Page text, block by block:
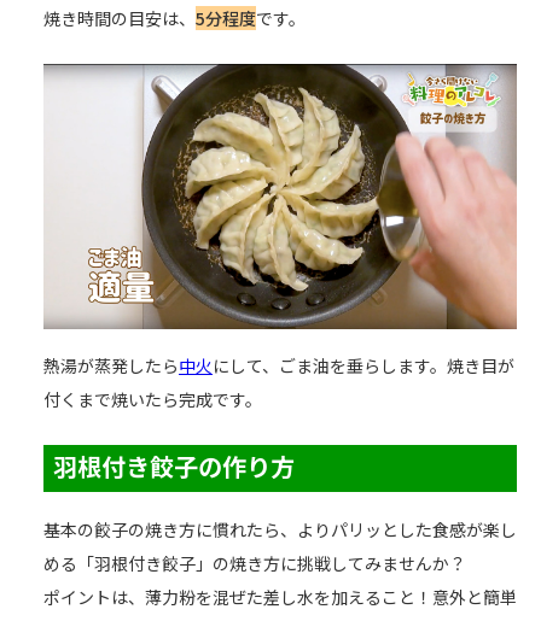
焼き時間の目安は、 5分程度です。
熱湯が蒸発したら中火にして、ごま油を垂らします。焼き目が
付くまで焼いたら完成です。
羽根付き餃子の作り方
基本の餃子の焼き方に慣れたら、よりパリッとした食感が楽し
める「羽根付き餃子」の焼き方に挑戦してみませんか？
ポイントは、薄力粉を混ぜた差し水を加えること！意外と簡単